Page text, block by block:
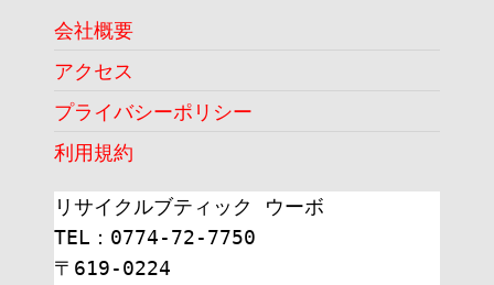
会社概要
アクセス
プライバシーポリシー
利用規約
リサイクルブティック ウーボ
TEL：0774-72-7750
〒619-0224